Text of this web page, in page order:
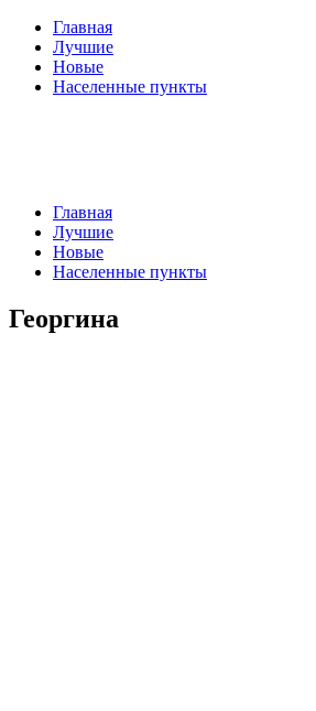
Главная
Лучшие
Новые
Населенные пункты
Главная
Лучшие
Новые
Населенные пункты
Георгина